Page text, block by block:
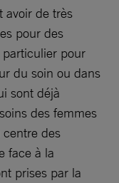
avoir de très
pour des
pour
du soin ou dans
sont déjà
des femmes
des
face à la
prises par la